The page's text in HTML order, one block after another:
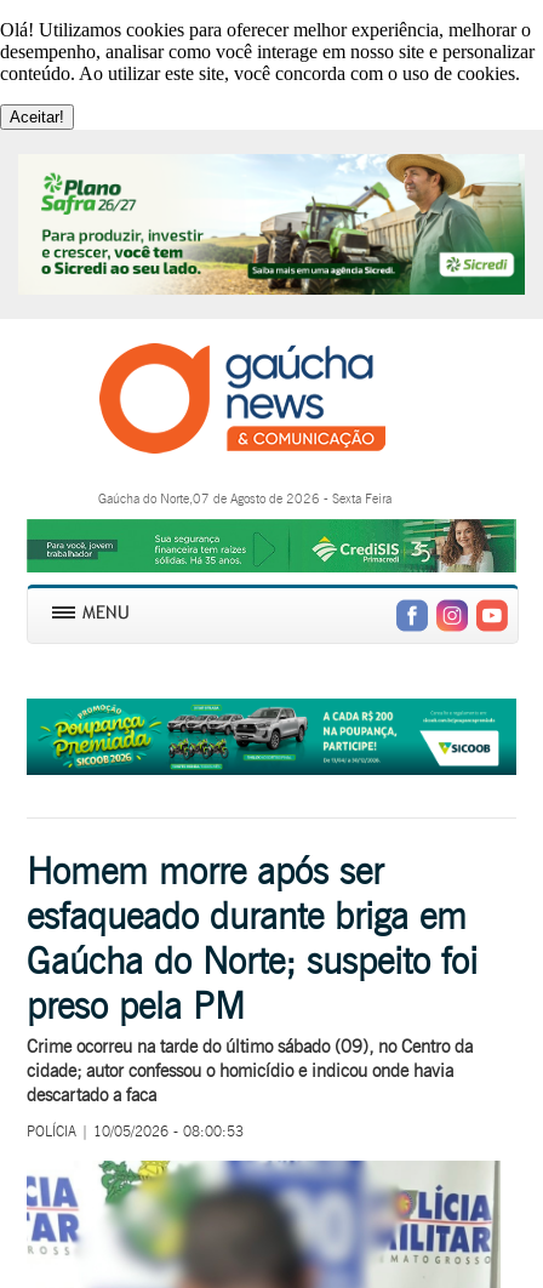
Olá! Utilizamos cookies para oferecer melhor experiência, melhorar o
desempenho, analisar como você interage em nosso site e personalizar
conteúdo. Ao utilizar este site, você concorda com o uso de cookies.
Aceitar!
Gaúcha do Norte,07 de Agosto de 2026 - Sexta Feira
Homem morre após ser
esfaqueado durante briga em
Gaúcha do Norte; suspeito foi
preso pela PM
Crime ocorreu na tarde do último sábado (09), no Centro da
cidade; autor confessou o homicídio e indicou onde havia
descartado a faca
POLÍCIA | 10/05/2026 - 08:00:53